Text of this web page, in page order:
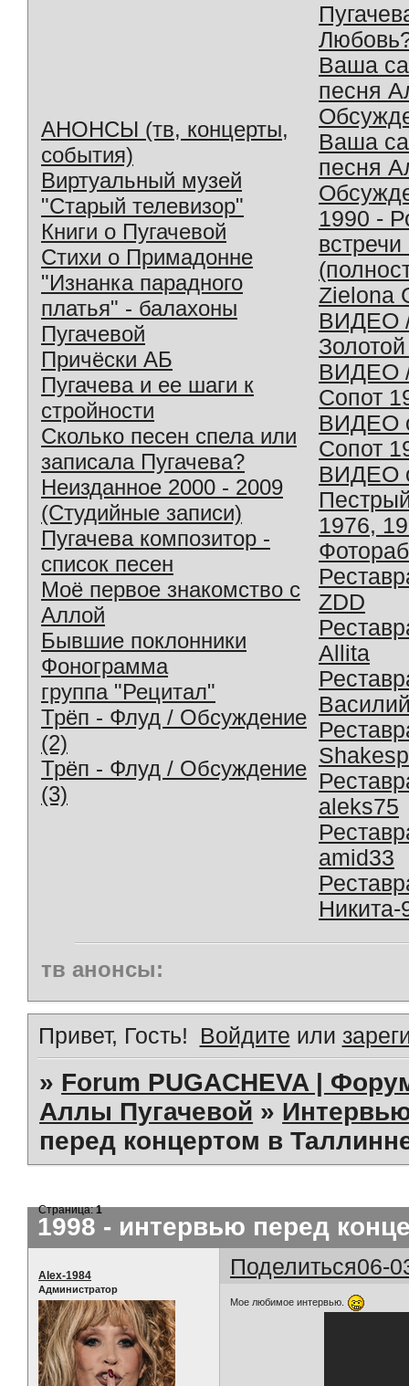
АНОНСЫ (тв, концерты,
события)
Виртуальный музей
"Старый телевизор"
Книги о Пугачевой
Стихи о Примадонне
"Изнанка парадного
платья" - балахоны
Пугачевой
Причёски АБ
Пугачева и ее шаги к
стройности
Сколько песен спела или
записала Пугачева?
Неизданное 2000 - 2009
(Студийные записи)
Пугачева композитор -
список песен
Моё первое знакомство с
Аллой
Бывшие поклонники
Фонограмма
группа "Рецитал"
Трёп - Флуд / Обсуждение
(2)
Трёп - Флуд / Обсуждение
(3)
Ваша
песня
Ваша
песня
1990 -
Zielona
ВИДЕО
ВИДЕО
Сопот
ВИДЕО
Сопот
ВИДЕО
1976,
ZDD
Allita
aleks75
amid33
Никита-
тв анонсы:
Привет, Гость! Войдите или
» Forum PUGACHEVA |
Аллы Пугачевой »
перед концертом в
1998 - интервью перед
Страница:1
Поделиться06-
Alex-1984
Администратор
Мое любимое интервью.